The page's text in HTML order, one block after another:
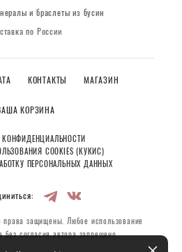
и браслеты из бусин
по России
КОНТАКТЫ МАГАЗИН
КОРЗИНА
КОНФИДЕНЦИАЛЬНОСТИ
COOKIES (КУКИС)
ПЕРСОНАЛЬНЫХ ДАННЫХ
защищены. Любое использование
без согласия автора запрещено.